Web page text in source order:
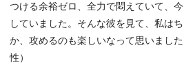
つける余裕ゼロ、全力で悶えていて、
していました。そんな彼を見て、私は
か、攻めるのも楽しいなって思いまし
性）